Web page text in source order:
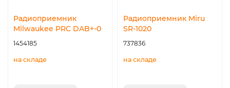
Радиоприемник
Milwaukee PRC DAB+-0
1454185
на складе
Радиоприемник Miru
SR-1020
737836
на складе